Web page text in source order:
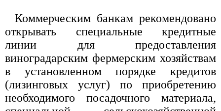
Коммерческим банкам рекомендовано
открывать специальные кредитные
линии для предоставления
виноградарским фермерским хозяйствам
в установленном порядке кредитов
(лизинговых услуг) по приобретению
необходимого посадочного материала,